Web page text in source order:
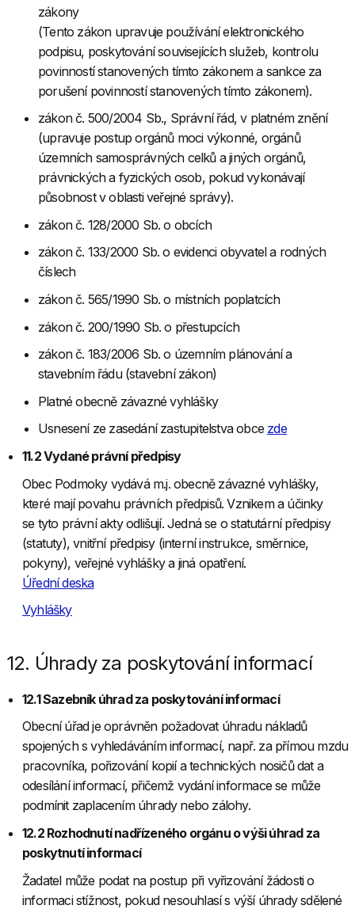
zákony
(Tento zákon upravuje používání elektronického
podpisu, poskytování souvisejících služeb, kontrolu
povinností stanovených tímto zákonem a sankce za
porušení povinností stanovených tímto zákonem).
zákon č. 500/2004 Sb., Správní řád, v platném znění
(upravuje postup orgánů moci výkonné, orgánů
územních samosprávných celků a jiných orgánů,
právnických a fyzických osob, pokud vykonávají
působnost v oblasti veřejné správy).
zákon č. 128/2000 Sb. o obcích
zákon č. 133/2000 Sb. o evidenci obyvatel a rodných
číslech
zákon č. 565/1990 Sb. o místních poplatcích
zákon č. 200/1990 Sb. o přestupcích
zákon č. 183/2006 Sb. o územním plánování a
stavebním řádu (stavební zákon)
Platné obecně závazné vyhlášky
Usnesení ze zasedání zastupitelstva obce zde
11.2 Vydané právní předpisy
Obec Podmoky vydává m.j. obecně závazné vyhlášky,
které mají povahu právních předpisů. Vznikem a účinky
se tyto právní akty odlišují. Jedná se o statutární předpisy
(statuty), vnitřní předpisy (interní instrukce, směrnice,
pokyny), veřejné vyhlášky a jiná opatření.
Úřední deska
Vyhlášky
12. Úhrady za poskytování informací
12.1 Sazebník úhrad za poskytování informací
Obecní úřad je oprávněn požadovat úhradu nákladů
spojených s vyhledáváním informací, např. za přímou mzdu
pracovníka, pořizování kopií a technických nosičů dat a
odesílání informací, přičemž vydání informace se může
podmínit zaplacením úhrady nebo zálohy.
12.2 Rozhodnutí nadřízeného orgánu o výši úhrad za
poskytnutí informací
Žadatel může podat na postup při vyřizování žádosti o
informaci stížnost, pokud nesouhlasí s výší úhrady sdělené